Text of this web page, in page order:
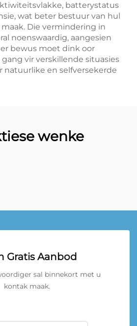
batterystatus
wat beter bestuur van hul
Die vermindering in
noenswaardig, aangesien
bewus moet dink oor
vir verskillende situasies
natuurlike en selfversekerde
wenke
Gratis Aanbod
sal binnekort met u
kontak maak.